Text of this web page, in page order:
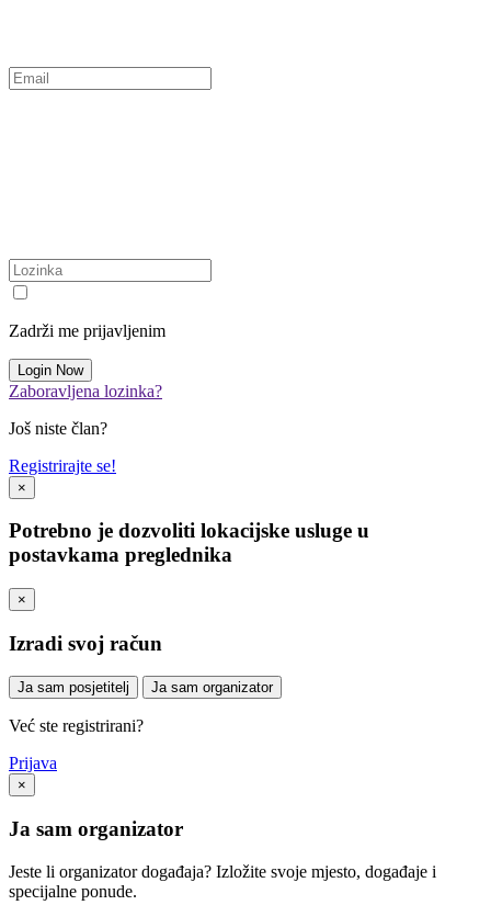
Zadrži me prijavljenim
Zaboravljena lozinka?
Još niste član?
Registrirajte se!
×
Potrebno je dozvoliti lokacijske usluge u
postavkama preglednika
×
Izradi svoj račun
Ja sam posjetitelj Ja sam organizator
Već ste registrirani?
Prijava
×
Ja sam organizator
Jeste li organizator događaja? Izložite svoje mjesto, događaje i
specijalne ponude.